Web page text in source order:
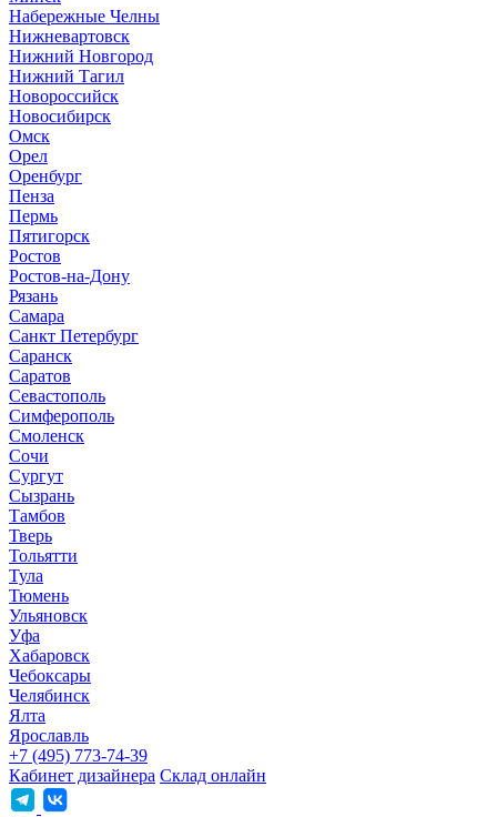
Набережные Челны
Нижневартовск
Нижний Новгород
Нижний Тагил
Новороссийск
Новосибирск
Омск
Орел
Оренбург
Пенза
Пермь
Пятигорск
Ростов
Ростов-на-Дону
Рязань
Самара
Санкт Петербург
Саранск
Саратов
Севастополь
Симферополь
Смоленск
Сочи
Сургут
Сызрань
Тамбов
Тверь
Тольятти
Тула
Тюмень
Ульяновск
Уфа
Хабаровск
Чебоксары
Челябинск
Ялта
Ярославль
+7 (495) 773-74-39
Кабинет дизайнера Склад онлайн